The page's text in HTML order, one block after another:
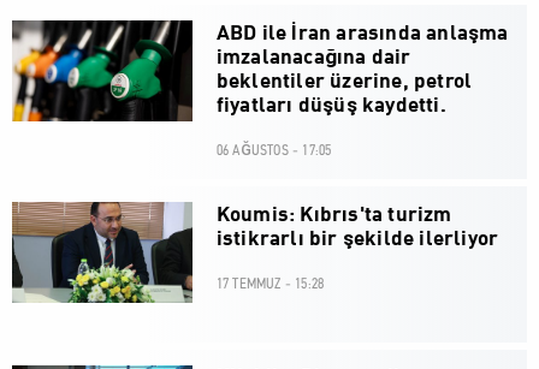
ABD ile İran arasında anlaşma
imzalanacağına dair
beklentiler üzerine, petrol
fiyatları düşüş kaydetti.
06 AĞUSTOS - 17:05
Koumis: Kıbrıs'ta turizm
istikrarlı bir şekilde ilerliyor
17 TEMMUZ - 15:28